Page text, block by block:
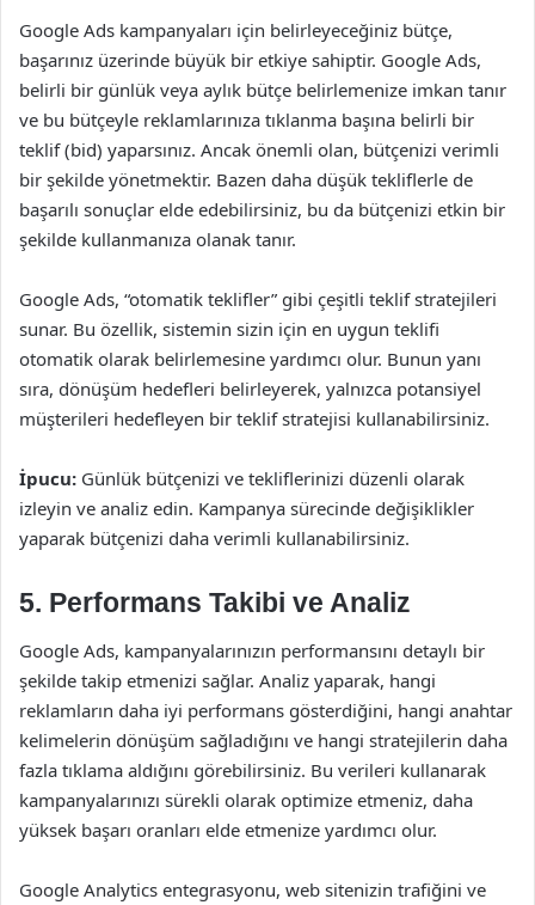
Google Ads kampanyaları için belirleyeceğiniz bütçe,
başarınız üzerinde büyük bir etkiye sahiptir. Google Ads,
belirli bir günlük veya aylık bütçe belirlemenize imkan tanır
ve bu bütçeyle reklamlarınıza tıklanma başına belirli bir
teklif (bid) yaparsınız. Ancak önemli olan, bütçenizi verimli
bir şekilde yönetmektir. Bazen daha düşük tekliflerle de
başarılı sonuçlar elde edebilirsiniz, bu da bütçenizi etkin bir
şekilde kullanmanıza olanak tanır.
Google Ads, “otomatik teklifler” gibi çeşitli teklif stratejileri
sunar. Bu özellik, sistemin sizin için en uygun teklifi
otomatik olarak belirlemesine yardımcı olur. Bunun yanı
sıra, dönüşüm hedefleri belirleyerek, yalnızca potansiyel
müşterileri hedefleyen bir teklif stratejisi kullanabilirsiniz.
İpucu: Günlük bütçenizi ve tekliflerinizi düzenli olarak
izleyin ve analiz edin. Kampanya sürecinde değişiklikler
yaparak bütçenizi daha verimli kullanabilirsiniz.
5. Performans Takibi ve Analiz
Google Ads, kampanyalarınızın performansını detaylı bir
şekilde takip etmenizi sağlar. Analiz yaparak, hangi
reklamların daha iyi performans gösterdiğini, hangi anahtar
kelimelerin dönüşüm sağladığını ve hangi stratejilerin daha
fazla tıklama aldığını görebilirsiniz. Bu verileri kullanarak
kampanyalarınızı sürekli olarak optimize etmeniz, daha
yüksek başarı oranları elde etmenize yardımcı olur.
Google Analytics entegrasyonu, web sitenizin trafiğini ve